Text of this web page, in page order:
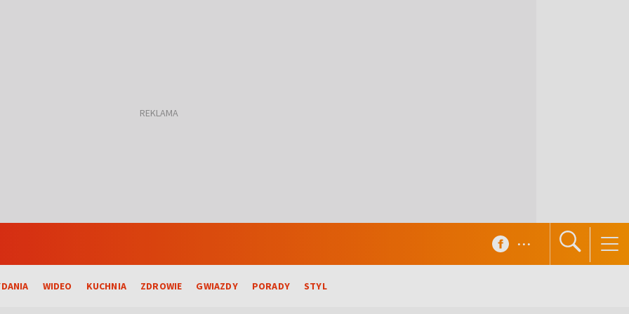
WIDEO KUCHNIA ZDROWIE GWIAZDY PORADY STYL
...